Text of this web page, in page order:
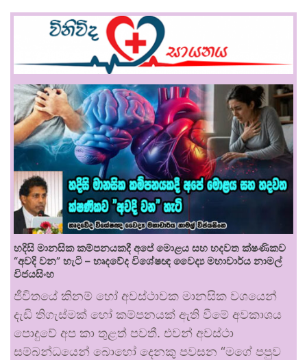
හදිසි මානසික කම්පනයකදී අපේ මොළය සහ හදවත ක්ෂණිකව
“අවදි වන” හැටි – හෘදවේද විශේෂඥ වෛද්‍ය මහාචාර්ය නාමල්
විජයසිංහ
ජීවිතයේ කිනම් හෝ අවස්ථාවක මානසික වශයෙන්
දැඩි තිගැස්මක් හෝ කම්පනයක් ඇති වීමේ අවකාශය
පොදුවේ අප කා තුළත් පවතී. එවන් අවස්ථා
සම්බන්ධයෙන් බොහෝ දෙනකු පවසන “මගේ පපුව